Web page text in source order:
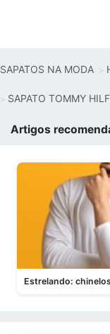
SAPATOS NA MODA
SAPATO TOMMY
Artigos
Estrelando: